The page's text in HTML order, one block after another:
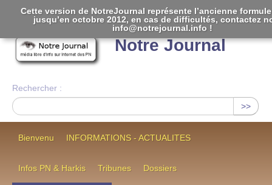
Notre Journal
Rechercher :
>>
Bienvenu INFORMATIONS - ACTUALITES
Infos PN & Harkis Tribunes Dossiers
Cette version de NotreJournal représente l’ancienne
jusqu’en octobre 2012, en cas de difficultés, contactez
info@notrejournal.info !